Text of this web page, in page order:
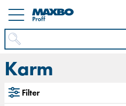
Karm
Filter